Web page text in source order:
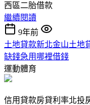
西區二胎借款
繼續閱讀
9年前
土地貸款新北金山土地
缺錢急用哪裡借錢
運動體育
信用貸款房貸利率北投